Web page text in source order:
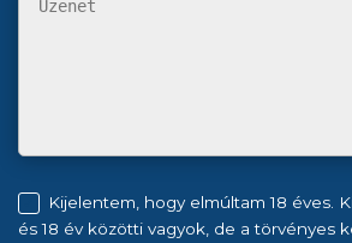
Kijelentem, hogy elmúltam 18 éves.
és 18 év közötti vagyok, de a törvényes